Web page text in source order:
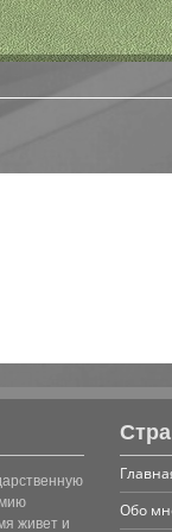
живет и
Обо